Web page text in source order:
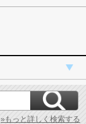
»もっと詳しく検索する